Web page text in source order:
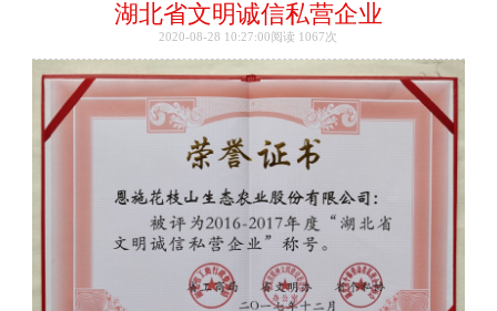
湖北省文明诚信私营企业
2020-08-28 10:27:00阅读 1067次